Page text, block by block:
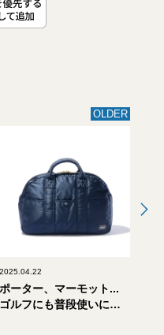
OLDER
2025.04.22
ポーター、マーモット...
ゴルフにも普段使いに